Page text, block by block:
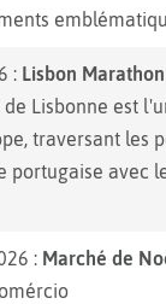
: Lisbon Marathon
Lisbonne est
traversant les
portugaise avec
: Marché de